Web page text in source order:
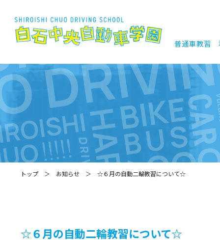
普通車教習
トップ お知らせ ☆６月の自動二輪教習について☆
☆６月の自動二輪教習について☆